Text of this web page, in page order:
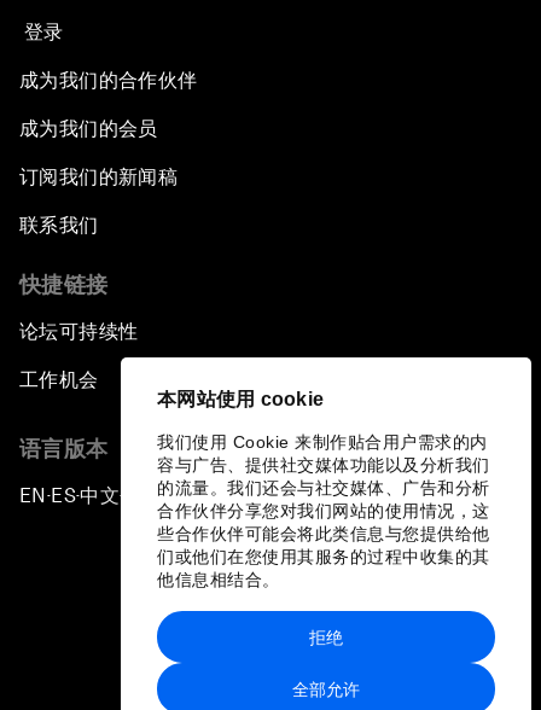
本网站使用 cookie
我们使用 Cookie 来制作贴合用户需求的内
容与广告、提供社交媒体功能以及分析我们
的流量。我们还会与社交媒体、广告和分析
合作伙伴分享您对我们网站的使用情况，这
些合作伙伴可能会将此类信息与您提供给他
们或他们在您使用其服务的过程中收集的其
他信息相结合。
全部允许
拒绝
登录
成为我们的合作伙伴
成为我们的会员
订阅我们的新闻稿
联系我们
快捷链接
论坛可持续性
工作机会
语言版本
EN ▪ ES▪中文▪ 日本語
站点地图